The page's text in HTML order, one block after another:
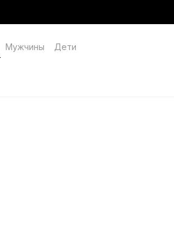
Мужчины Дети